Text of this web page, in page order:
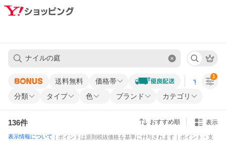
送料無料 価格帯 すべての条
分類 タイプ 色 ブランド カテゴリ
1
136件 おすすめ順 表示
表示情報について ｜ポイントは原則税抜価格を基準に付与されます｜ポイント・支